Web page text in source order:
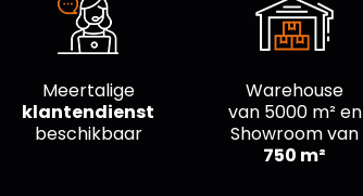
Meertalige
klantendienst
beschikbaar
Warehouse
van 5000 m² en
Showroom van
750 m²